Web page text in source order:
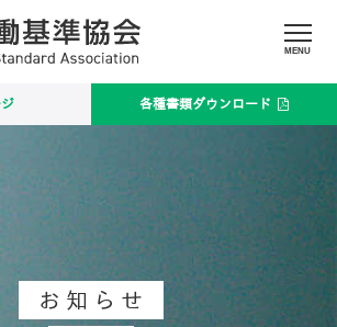
MENU
各種書類ダウンロード
お知らせ